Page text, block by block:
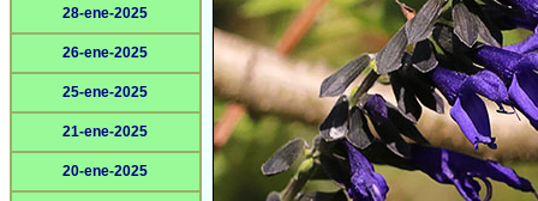
28-ene-2025
26-ene-2025
25-ene-2025
21-ene-2025
20-ene-2025